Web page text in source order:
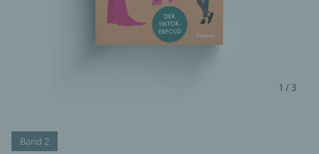
1 / 3
Band 2